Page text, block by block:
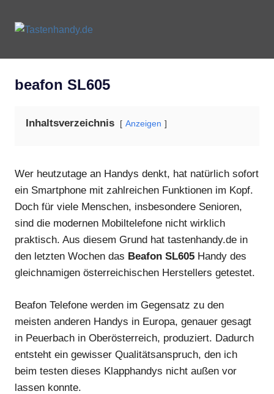
Inhalt
Phones
beafon SL605
Inhaltsverzeichnis Anzeigen
Wer heutzutage an Handys denkt, hat natürlich sofort
ein Smartphone mit zahlreichen Funktionen im Kopf.
Doch für viele Menschen, insbesondere Senioren,
sind die modernen Mobiltelefone nicht wirklich
praktisch. Aus diesem Grund hat tastenhandy.de in
den letzten Wochen das Beafon SL605 Handy des
gleichnamigen österreichischen Herstellers getestet.
Beafon Telefone werden im Gegensatz zu den
meisten anderen Handys in Europa, genauer gesagt
in Peuerbach in Oberösterreich, produziert. Dadurch
entsteht ein gewisser Qualitätsanspruch, den ich
beim testen dieses Klapphandys nicht außen vor
lassen konnte.